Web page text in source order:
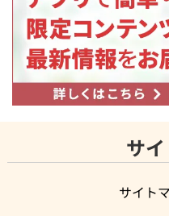
サ
サイト